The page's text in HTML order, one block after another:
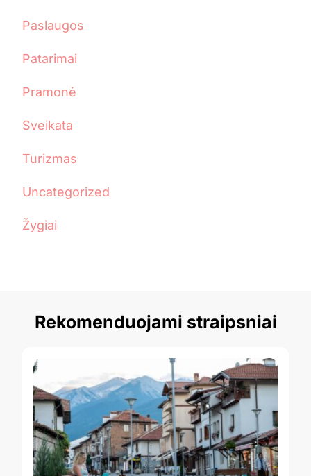
Paslaugos
Patarimai
Pramonė
Sveikata
Turizmas
Uncategorized
Žygiai
Rekomenduojami straipsniai